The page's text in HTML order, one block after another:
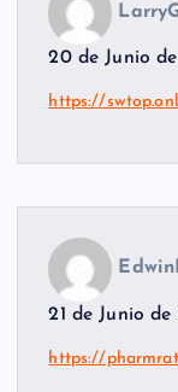
20 de Junio
https://
21 de Junio
https://